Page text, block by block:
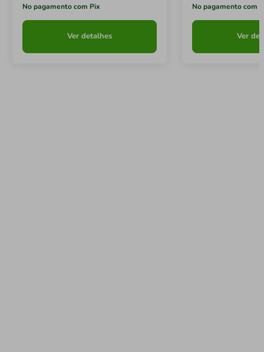
No pagamento com Pix
Ver detalhes
No pagamento com
Ver